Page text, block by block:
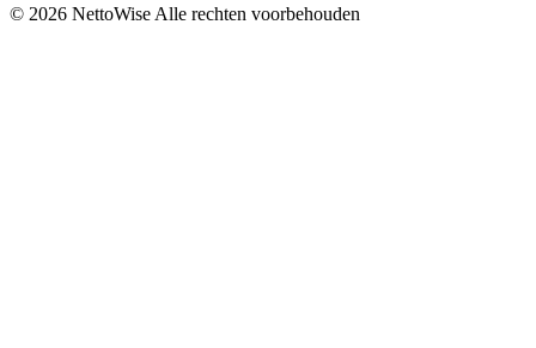
© 2026 NettoWise Alle rechten voorbehouden